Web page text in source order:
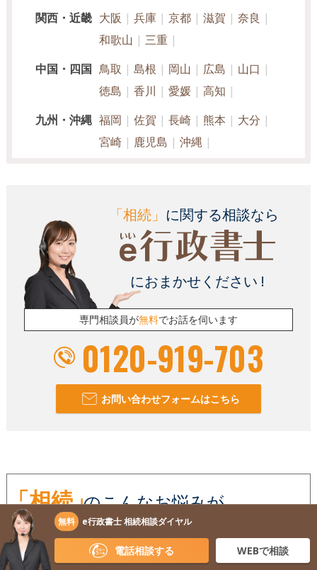
関西・近畿 大阪 兵庫 京都 滋賀
奈良
和歌山
三重
中国・四国 鳥取 島根 岡山 広島
山口
徳島
香川 愛媛
高知
九州・沖縄 福岡 佐賀 長崎 熊本
大分
宮崎
鹿児島 沖縄
「相続」 に関する相談なら
におまかせください !
専門相談員が無料でお話を伺います
0120-919-703
お問い合わせフォームはこちら
「相続」のこんなお悩みが、
無料相談で解決！
必要な相続手続きがわからない
無料 e行政書士 相続相談ダイヤル
電話相談する WEBで相談